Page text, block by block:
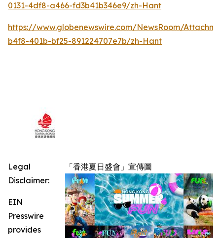
0131-4df8-a466-fd3b41b346e9/zh-Hant
https://www.globenewswire.com/NewsRoom/
b4f8-401b-bf25-891224707e7b/zh-Hant
「香港夏日盛會」宣傳圖
Legal
Disclaimer:
EIN
Presswire
provides